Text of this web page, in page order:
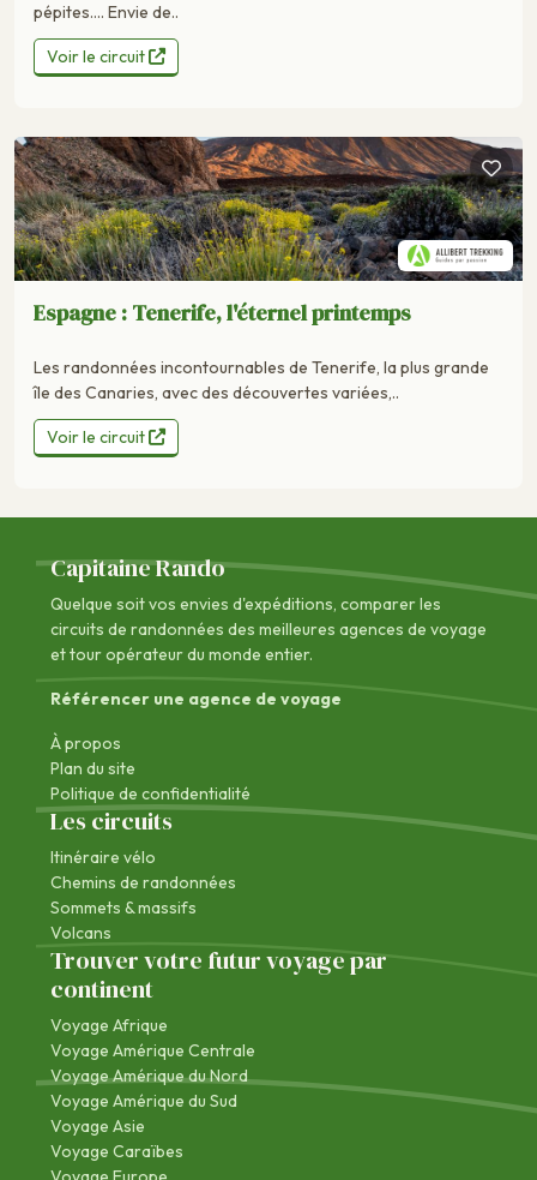
pépites…. Envie de..
Voir le circuit
Espagne : Tenerife, l'éternel printemps
Les randonnées incontournables de Tenerife, la plus grande
île des Canaries, avec des découvertes variées,..
Voir le circuit
Capitaine Rando
Quelque soit vos envies d'expéditions, comparer les
circuits de randonnées des meilleures agences de voyage
et tour opérateur du monde entier.
Référencer une agence de voyage
À propos
Plan du site
Politique de confidentialité
Les circuits
Itinéraire vélo
Chemins de randonnées
Sommets & massifs
Volcans
Trouver votre futur voyage par
continent
Voyage Afrique
Voyage Amérique Centrale
Voyage Amérique du Nord
Voyage Amérique du Sud
Voyage Asie
Voyage Caraïbes